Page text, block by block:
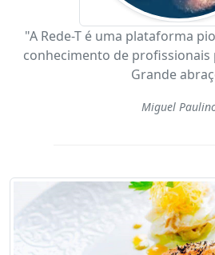
"A Rede-T é uma plataforma
conhecimento de profissionais
Grande
Miguel